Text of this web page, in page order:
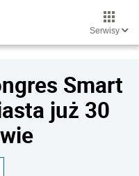
Serwisy
Smart
już 30